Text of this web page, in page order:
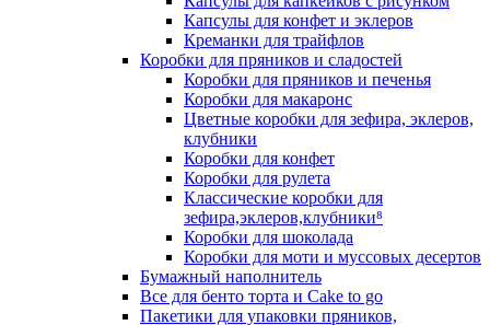
Капсулы для конфет и эклеров
Креманки для трайфлов
Коробки для пряников и сладостей
Коробки для пряников и печенья
Коробки для макаронс
Цветные коробки для зефира, эклеров,
клубники
Коробки для конфет
Коробки для рулета
Классические коробки для
зефира,эклеров,клубники⁸
Коробки для шоколада
Коробки для моти и муссовых десертов
Бумажный наполнитель
Все для бенто торта и Cake to go
Пакетики для упаковки пряников,